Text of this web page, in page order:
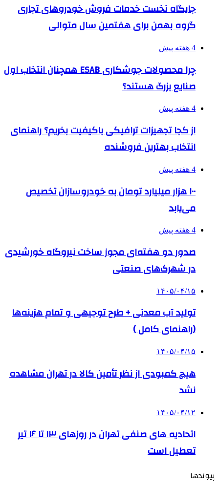
جایگاه نخست خدمات فروش خودروهای تجاری
گروه بهمن برای هفتمین سال متوالی
4 هفته پیش
چرا محصولات جوشکاری ESAB همچنان انتخاب اول
صنایع بزرگ هستند؟
4 هفته پیش
از کجا تجهیزات ترافیکی باکیفیت بخریم؟ راهنمای
انتخاب بهترین فروشنده
4 هفته پیش
۱۰۰ هزار میلیارد تومان به خودروسازان تخصیص
می‌یابد
4 هفته پیش
صدور دو هفته‌ای مجوز ساخت نیروگاه خورشیدی
در شهرک‌های صنعتی
۱۴۰۵/۰۴/۱۵
تولید آب معدنی + طرح توجیهی و تمام هزینه‌ها
(راهنمای کامل )
۱۴۰۵/۰۴/۱۵
هیچ کمبودی از نظر تأمین کالا در تهران مشاهده
نشد
۱۴۰۵/۰۴/۱۲
اتحادیه های صنفی تهران در روزهای ۱۳ تا ۱۶ تیر
تعطیل است
پیوندها